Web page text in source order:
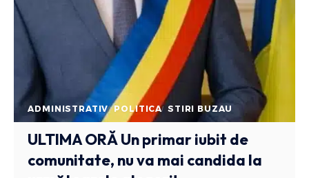
ADMINISTRATIV POLITICA STIRI BUZAU
ULTIMA ORĂUn primar iubit de
comunitate, nu va mai candida la